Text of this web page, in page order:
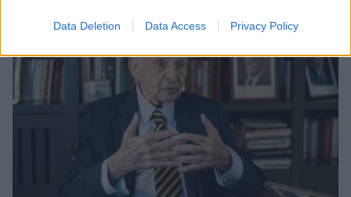
Data Deletion Data Access Privacy Policy